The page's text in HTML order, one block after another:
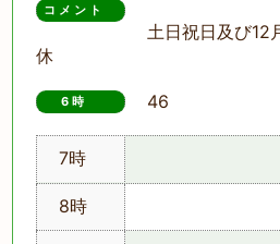
コメント
土日祝日及び12
休
6時 46
7時
8時